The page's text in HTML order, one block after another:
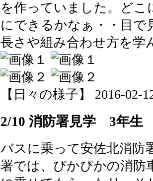
を作っていました。ど
にできるかなぁ・・目で
長さや組み合わせ方を学
【日々の様子】 2016-02-
2/10 消防署見学 3年生
バスに乗って安佐北消防
署では、ぴかぴかの消防